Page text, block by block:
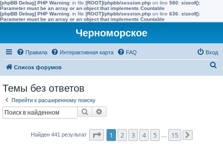
[phpBB Debug] PHP Warning: in file [ROOT]/phpbb/session.php on line 580: sizeof():
Parameter must be an array or an object that implements Countable
[phpBB Debug] PHP Warning: in file [ROOT]/phpbb/session.php on line 636: sizeof():
Parameter must be an array or an object that implements Countable
Черноморское
Правила Интерактивная карта FAQ Вход
Список форумов
Темы без ответов
Перейти к расширенному поиску
Поиск
Найден 441 результат Страница1 из
1 2 3 4 5 15